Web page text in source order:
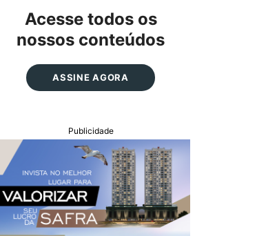
Acesse todos os
nossos conteúdos
ASSINE AGORA
Publicidade